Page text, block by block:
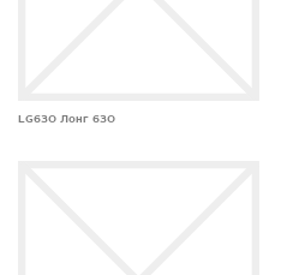
LG630 Лонг 630